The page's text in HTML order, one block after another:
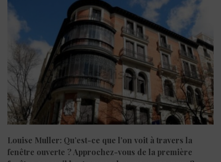
Louise Muller: Qu’est-ce que l’on voit à travers la
fenêtre ouverte ? Approchez-vous de la première